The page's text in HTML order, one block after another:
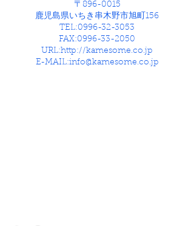
〒896-0015
鹿児島県いちき串木野市旭町156
TEL:0996-32-3053
FAX:0996-33-2050
URL:http://kamesome.co.jp
E-MAIL:info@kamesome.co.jp